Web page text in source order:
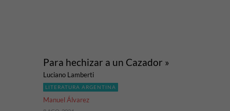
Para hechizar a un Cazador »
Luciano Lamberti
LITERATURA ARGENTINA
Manuel Álvarez